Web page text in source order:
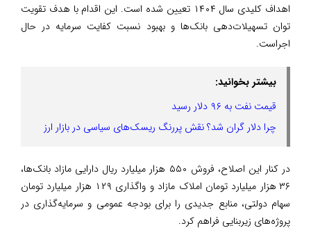
اهداف کلیدی سال ۱۴۰۴ تعیین شده است. این اقدام با هدف تقویت
توان تسهیلات‌دهی بانک‌ها و بهبود نسبت کفایت سرمایه در حال
اجراست.
بیشتر بخوانید:
قیمت نفت به ۹۶ دلار رسید
چرا دلار گران شد؟ نقش پررنگ ریسک‌های سیاسی در بازار ارز
در کنار این اصلاح، فروش ۵۵۰ هزار میلیارد ریال دارایی مازاد بانک‌ها،
۳۶ هزار میلیارد تومان املاک مازاد و واگذاری ۱۲۹ هزار میلیارد تومان
سهام دولتی، منابع جدیدی را برای بودجه عمومی و سرمایه‌گذاری در
پروژه‌های زیربنایی فراهم کرد.‌